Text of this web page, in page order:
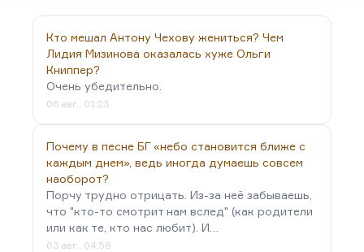
этого воздержались.
Но вообще мне кажется, что китайская угроза в
России не очень актуальна, потому что китайцы в
России очень быстро становятся русскими. И все
становятся русскими. Россия абсорбирует всех. Её
способность переваривать, абсорбировать уже во
втором поколении очевидна, потому что в
русском климате и при русской политике надо
соблюдать определённую шахаду,
определённый…
Кто мешал Антону Чехову жениться? Чем
Лидия Мизинова оказалась хуже Ольги
Книппер?
Очень убедительно.
06 авг., 01:23
Почему в песне БГ «небо становится ближе с
каждым днем», ведь иногда думаешь совсем
наоборот?
Порчу трудно отрицать. Из-за неё забываешь,
что "кто-то смотрит нам вслед" (как родители
или как те, кто нас любит). И…
03 авг., 04:58